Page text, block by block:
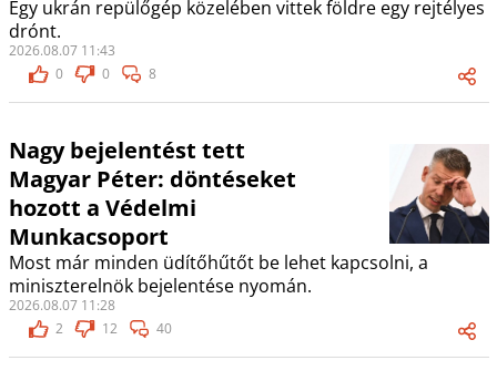
Egy ukrán repülőgép közelében vittek földre egy rejtélyes
drónt.
2026.08.07 11:43
0
0 8
Nagy bejelentést tett
Magyar Péter: döntéseket
hozott a Védelmi
Munkacsoport
Most már minden üdítőhűtőt be lehet kapcsolni, a
miniszterelnök bejelentése nyomán.
2026.08.07 11:28
2
12 40